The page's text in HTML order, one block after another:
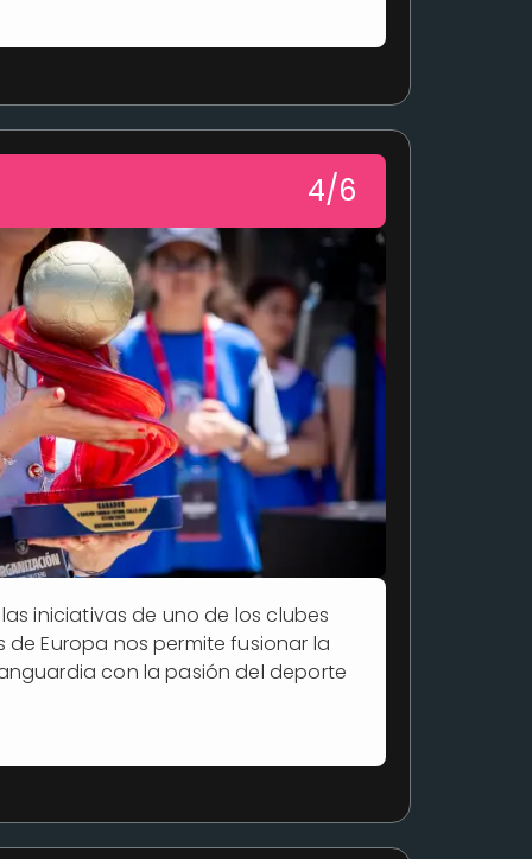
4/6
iniciativas de uno de los clubes
de Europa nos permite fusionar la
con la pasión del deporte